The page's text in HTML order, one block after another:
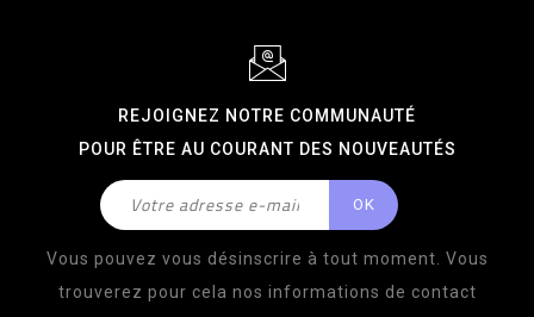
REJOIGNEZ NOTRE COMMUNAUTÉ
POUR ÊTRE AU COURANT DES NOUVEAUTÉS
Vous pouvez vous désinscrire à tout moment. Vous
trouverez pour cela nos informations de contact